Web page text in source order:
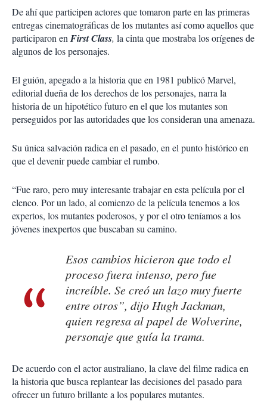
De ahí que participen actores que tomaron parte en las primeras
entregas cinematográficas de los mutantes así como aquellos que
participaron en First Class, la cinta que mostraba los orígenes de
algunos de los personajes.
El guión, apegado a la historia que en 1981 publicó Marvel,
editorial dueña de los derechos de los personajes, narra la
historia de un hipotético futuro en el que los mutantes son
perseguidos por las autoridades que los consideran una amenaza.
Su única salvación radica en el pasado, en el punto histórico en
que el devenir puede cambiar el rumbo.
“Fue raro, pero muy interesante trabajar en esta película por el
elenco. Por un lado, al comienzo de la película tenemos a los
expertos, los mutantes poderosos, y por el otro teníamos a los
jóvenes inexpertos que buscaban su camino.
Esos cambios hicieron que todo el
proceso fuera intenso, pero fue
increíble. Se creó un lazo muy fuerte
entre otros”, dijo Hugh Jackman,
quien regresa al papel de Wolverine,
personaje que guía la trama.
De acuerdo con el actor australiano, la clave del filme radica en
la historia que busca replantear las decisiones del pasado para
ofrecer un futuro brillante a los populares mutantes.